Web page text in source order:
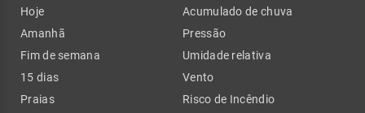
Hoje
Amanhã
Fim de semana
15 dias
Praias
Acumulado de chuva
Pressão
Umidade relativa
Vento
Risco de Incêndio